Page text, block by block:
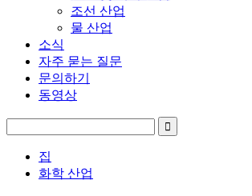
조선 산업
물 산업
소식
자주 묻는 질문
문의하기
동영상
집
화학 산업